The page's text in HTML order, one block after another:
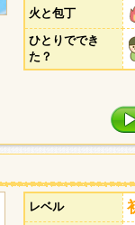
火と包丁
ひとりででき
た？
レベル